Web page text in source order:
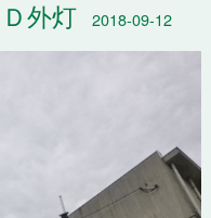
外灯 2018-09-12